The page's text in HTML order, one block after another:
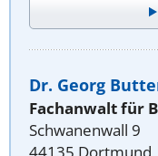
Dr. Georg
Fachanwalt für
Schwanenwall 9